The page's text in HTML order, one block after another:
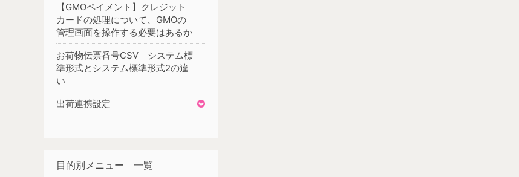
【GMOペイメント】クレジット
カードの処理について、GMOの
管理画面を操作する必要はあるか
お荷物伝票番号CSV システム標
準形式とシステム標準形式2の違
い
出荷連携設定
目的別メニュー 一覧